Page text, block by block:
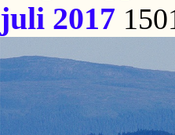
juli 2017